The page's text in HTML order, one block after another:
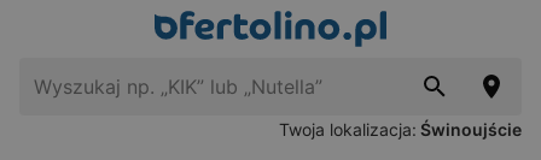
Twoja lokalizacja: Świnoujście